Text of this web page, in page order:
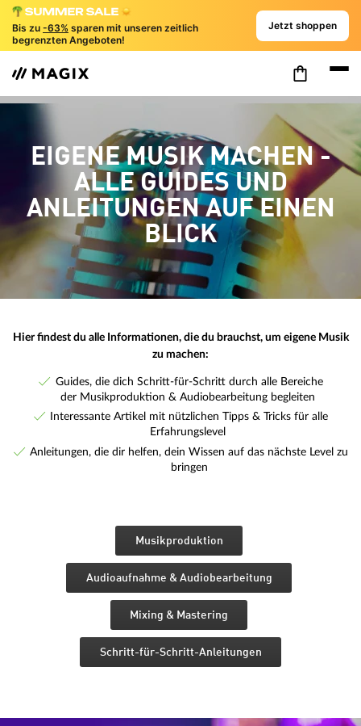
Bis zu -63% sparen mit unseren zeitlich
begrenzten Angeboten!
Jetzt shoppen
EIGENE MUSIK MACHEN -
ALLE GUIDES UND
ANLEITUNGEN AUF EINEN
BLICK
Hier findest du alle Informationen, die du brauchst, um eigene Musik
zu machen:
Guides, die dich Schritt-für-Schritt durch alle Bereiche
der Musikproduktion & Audiobearbeitung begleiten
Interessante Artikel mit nützlichen Tipps & Tricks für alle
Erfahrungslevel
Anleitungen, die dir helfen, dein Wissen auf das nächste Level zu
bringen
Musikproduktion
Audioaufnahme & Audiobearbeitung
Mixing & Mastering
Schritt-für-Schritt-Anleitungen